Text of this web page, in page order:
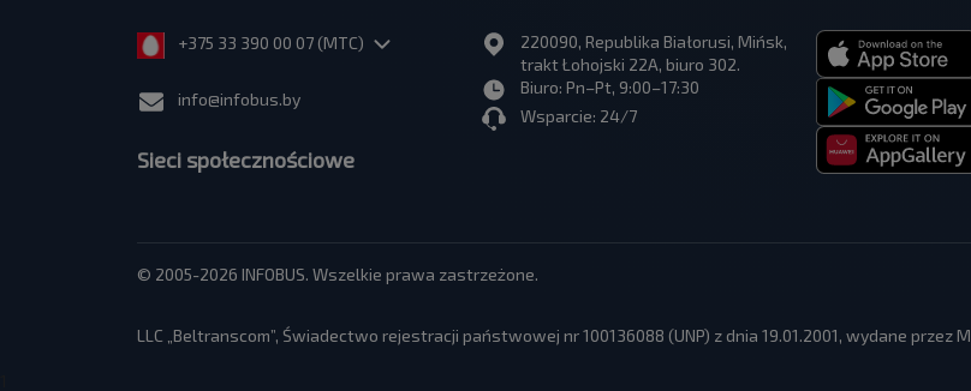
+375 33 390 00 07 (МТС)
info@infobus.by
Sieci społecznościowe
220090, Republika Białorusi, Mińsk,
trakt Łohojski 22A, biuro 302.
Biuro: Pn–Pt, 9:00–17:30
Wsparcie: 24/7
© 2005-2026 INFOBUS. Wszelkie prawa zastrzeżone.
LLC „Beltranscom”, Świadectwo rejestracji państwowej nr 100136088 (UNP) z dnia 19.01.2001, wydane przez